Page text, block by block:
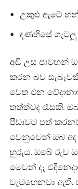
උකුළු ඇටේ
දණහිසේ ගැටලු
අඩි උස පාවහන්
කරන බව
වෙත එන
තත්ත්වද රැසකි.
පීඩාවට පත්
වෙනුවෙන් ඔබ
හුරුය. ඔබේ රුව
මෙවන් දෑ
වැටහෙනවා ඇති.